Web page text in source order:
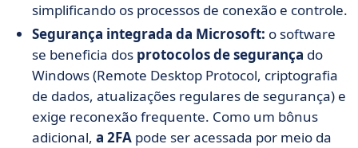
simplificando os processos de conexão e controle.
Segurança integrada da Microsoft: o software
se beneficia dos protocolosde segurança do
Windows (Remote Desktop Protocol, criptografia
de dados, atualizações regulares de segurança) e
exige reconexão frequente. Como um bônus
adicional, a 2FA pode ser acessada por meio da